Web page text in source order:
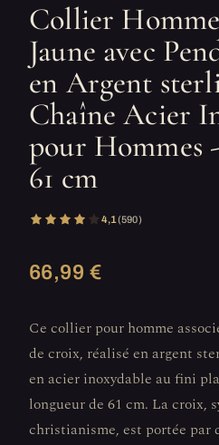
Collier
Jaune avec
en Argent
Chaîne Acier
pour Hommes
61 cm
4,1(590)
66,99 €
Ce collier pour homme
de croix, réalisé en argent
en acier inoxydable au fini
longueur de 61 cm. La croix,
christianisme, est portée par